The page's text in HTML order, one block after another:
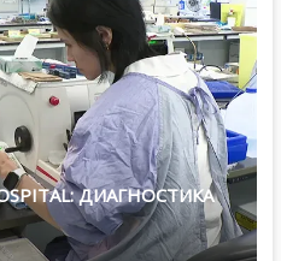
ДИАГНОСТИКА